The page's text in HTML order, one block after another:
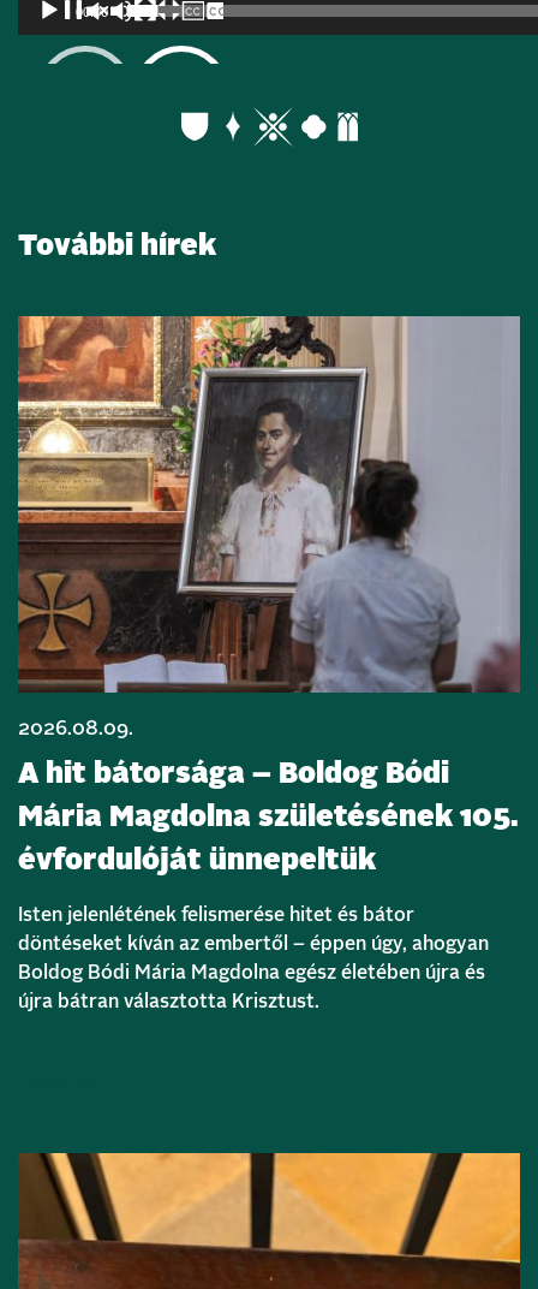
00:00
További hírek
2026.08.09.
A hit bátorsága – Boldog Bódi
Mária Magdolna születésének 105.
évfordulóját ünnepeltük
Isten jelenlétének felismerése hitet és bátor
döntéseket kíván az embertől – éppen úgy, ahogyan
Boldog Bódi Mária Magdolna egész életében újra és
újra bátran választotta Krisztust.